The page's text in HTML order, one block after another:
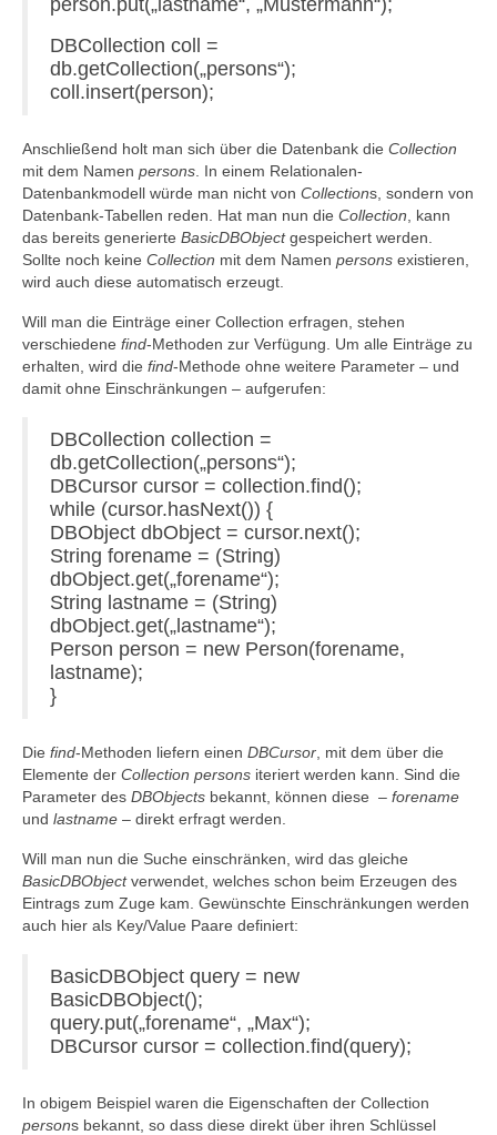
person.put(„lastname“, „Mustermann“);
DBCollection coll =
db.getCollection(„persons“);
coll.insert(person);
Anschließend holt man sich über die Datenbank die Collection
mit dem Namen persons . In einem Relationalen-
Datenbankmodell würde man nicht von Collections, sondern von
Datenbank-Tabellen reden. Hat man nun die Collection , kann
das bereits generierte BasicDBObjectgespeichert werden.
Sollte noch keine Collection mit dem Namen persons existieren,
wird auch diese automatisch erzeugt.
Will man die Einträge einer Collection erfragen, stehen
verschiedene find-Methoden zur Verfügung. Um alle Einträge zu
erhalten, wird die find-Methode ohne weitere Parameter – und
damit ohne Einschränkungen – aufgerufen:
DBCollection collection =
db.getCollection(„persons“);
DBCursor cursor = collection.find();
while (cursor.hasNext()) {
DBObject dbObject = cursor.next();
String forename = (String)
dbObject.get(„forename“);
String lastname = (String)
dbObject.get(„lastname“);
Person person = new Person(forename,
lastname);
}
Die find-Methoden liefern einen DBCursor , mit dem über die
Elemente der Collection persons iteriert werden kann. Sind die
Parameter des DBObjects bekannt, können diese – forename
und lastname – direkt erfragt werden.
Will man nun die Suche einschränken, wird das gleiche
BasicDBObjectverwendet, welches schon beim Erzeugen des
Eintrags zum Zuge kam. Gewünschte Einschränkungen werden
auch hier als Key/Value Paare definiert:
BasicDBObject query = new
BasicDBObject();
query.put(„forename“, „Max“);
DBCursor cursor = collection.find(query);
In obigem Beispiel waren die Eigenschaften der Collection
persons bekannt, so dass diese direkt über ihren Schlüssel